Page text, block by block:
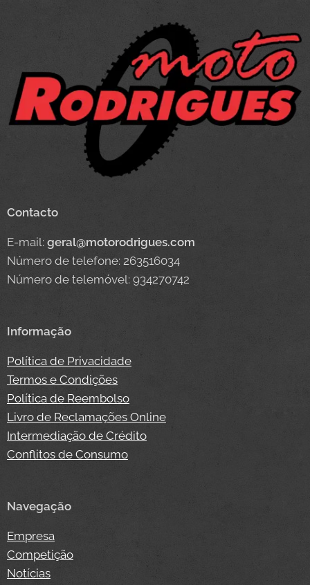
Contacto
E-mail: geral@motorodrigues.com
Número de telefone: 263516034
Número de telemóvel: 934270742
Informação
Política de Privacidade
Termos e Condições
Política de Reembolso
Livro de Reclamações Online
Intermediação de Crédito
Conflitos de Consumo
Navegação
Empresa
Competição
Notícias